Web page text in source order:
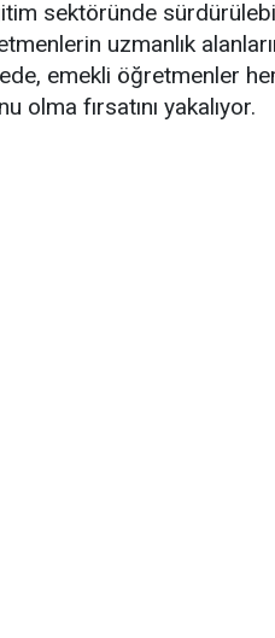
sektöründe
uzmanlık
emekli öğretmenler
olma fırsatını yakalıyor.